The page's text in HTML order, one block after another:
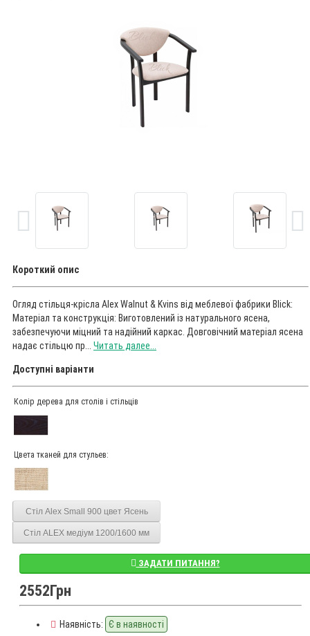
Короткий опис
Огляд стільця-крісла Alex Walnut & Kvins від меблевої фабрики Blick:
Матеріал та конструкція: Виготовлений із натурального ясена,
забезпечуючи міцний та надійний каркас. Довговічний матеріал ясена
надає стільцю пр... Читать далее...
Доступні варіанти
Колір дерева для столів і стільців
Цвета тканей для стульев:
Стіл Alex Small 900 цвет Ясень
Стіл ALEX медіум 1200/1600 мм
ЗАДАТИ ПИТАННЯ?
2552Грн
Наявність: Є в наявності